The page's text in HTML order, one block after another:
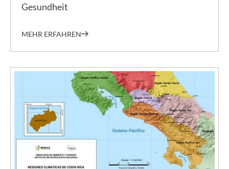
Gesundheit
MEHR ERFAHREN